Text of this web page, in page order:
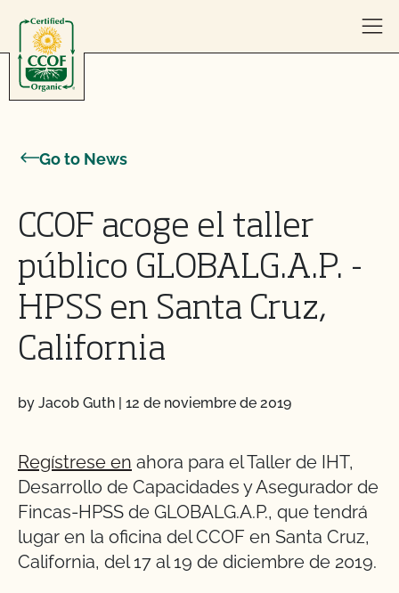
Go to News
CCOF acoge el taller
público GLOBALG.A.P. -
HPSS en Santa Cruz,
California
by Jacob Guth | 12 de noviembre de 2019
Regístrese en ahora para el Taller de IHT,
Desarrollo de Capacidades y Asegurador de
Fincas-HPSS de GLOBALG.A.P., que tendrá
lugar en la oficina del CCOF en Santa Cruz,
California, del 17 al 19 de diciembre de 2019.